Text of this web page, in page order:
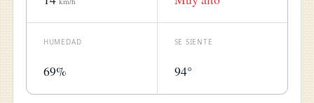
HUMEDAD
69%
SE SIENTE
94°